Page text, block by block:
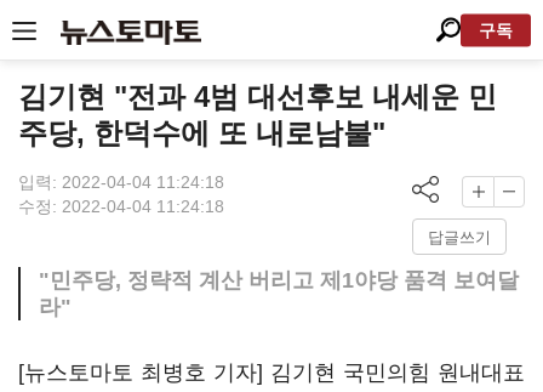
구독
김기현 "전과 4범 대선후보 내세운 민
주당, 한덕수에 또 내로남불"
입력: 2022-04-04 11:24:18
수정: 2022-04-04 11:24:18
답글쓰기
"민주당, 정략적 계산 버리고 제1야당 품격 보여달
라"
[뉴스토마토 최병호 기자] 김기현 국민의힘 원내대표